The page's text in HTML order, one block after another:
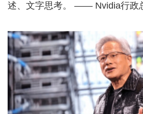
述、文字思考。 —— Nvidia行政